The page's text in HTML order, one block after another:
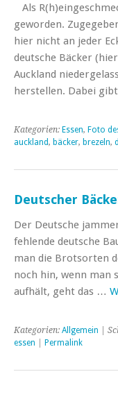
Als
geworden.
hier nicht an jeder
deutsche Bäcker
Auckland
herstellen. Dabei
Kategorien: Essen, Foto
auckland, bäcker, brezeln,
Deutscher
Der Deutsche
fehlende deutsche
man die Brotsorten
noch hin, wenn man
aufhält, geht das …
Kategorien: Allgemein |
essen
Permalink